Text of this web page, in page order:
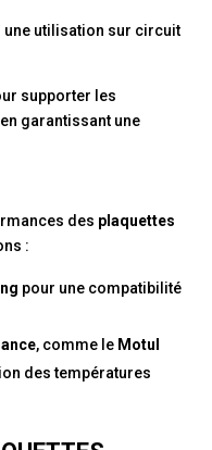
une utilisation sur circuit
supporter les
garantissant une
des plaquettes
:
pour une compatibilité
, comme le Motul
des températures